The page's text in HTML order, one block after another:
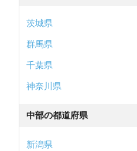
茨城県
群馬県
千葉県
神奈川県
中部の都道府県
新潟県